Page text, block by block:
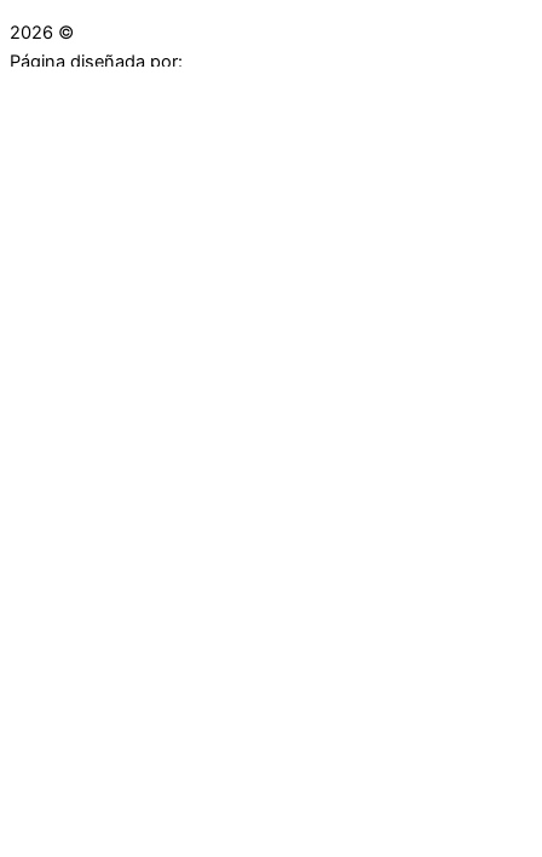
2026 ©
Página diseñada por: